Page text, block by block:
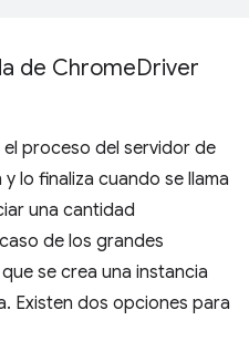
de ChromeDriver
proceso del servidor de
lo finaliza cuando se llama
una cantidad
de los grandes
se crea una instancia
Existen dos opciones para